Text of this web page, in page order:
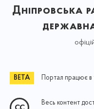
Дніпровська
Портал працює
Весь контент